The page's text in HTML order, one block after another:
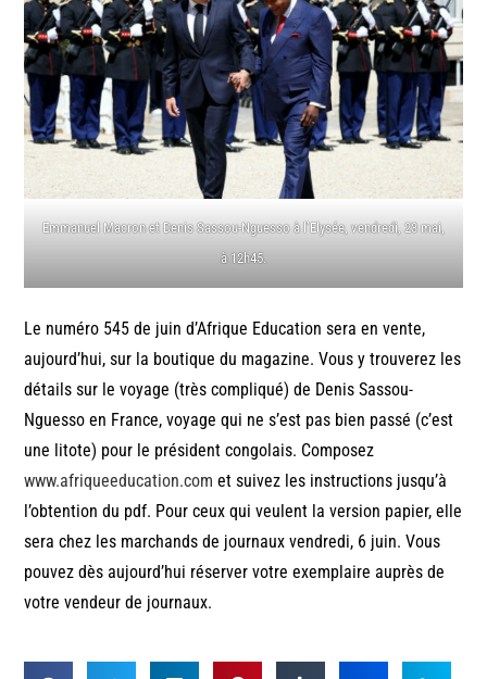
Emmanuel Macron et Denis Sassou-Nguesso à l’Elysée, vendredi, 23 mai,
à 12h45.
Le numéro 545 de juin d’Afrique Education sera en vente,
aujourd’hui, sur la boutique du magazine. Vous y trouverez les
détails sur le voyage (très compliqué) de Denis Sassou-
Nguesso en France, voyage qui ne s’est pas bien passé (c’est
une litote) pour le président congolais. Composez
www.afriqueeducation.com et suivez les instructions jusqu’à
l’obtention du pdf. Pour ceux qui veulent la version papier, elle
sera chez les marchands de journaux vendredi, 6 juin. Vous
pouvez dès aujourd’hui réserver votre exemplaire auprès de
votre vendeur de journaux.